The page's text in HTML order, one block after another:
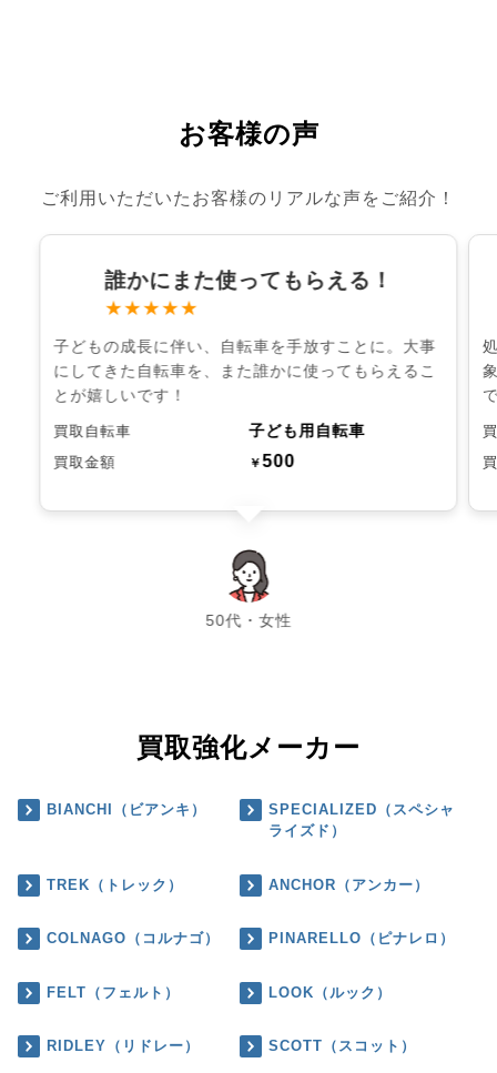
お客様の声
ご利用いただいたお客様のリアルな声をご紹介！
誰かにまた使ってもらえる！
★★★★★
子どもの成長に伴い、自転車を手放すことに。大事
にしてきた自転車を、また誰かに使ってもらえるこ
とが嬉しいです！
買取自転車 子ども用自転車
買取金額 ￥500
50代・女性
chevron_left chevron_right
買取強化メーカー
BIANCHI（ビアンキ）
SPECIALIZED（スペシャ
ライズド）
TREK（トレック） ANCHOR（アンカー）
COLNAGO（コルナゴ） PINARELLO（ピナレロ）
FELT（フェルト） LOOK（ルック）
RIDLEY（リドレー） SCOTT（スコット）